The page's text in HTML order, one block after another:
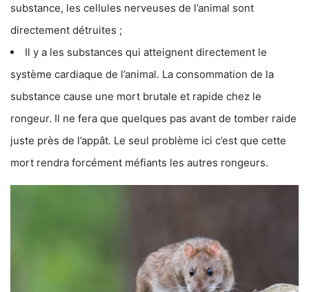
substance, les cellules nerveuses de l’animal sont
directement détruites ;
Il y a les substances qui atteignent directement le
système cardiaque de l’animal. La consommation de la
substance cause une mort brutale et rapide chez le
rongeur. Il ne fera que quelques pas avant de tomber raide
juste près de l’appât. Le seul problème ici c’est que cette
mort rendra forcément méfiants les autres rongeurs.